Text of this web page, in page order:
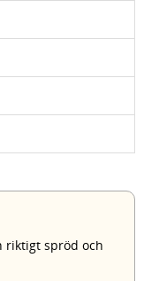
riktigt spröd och